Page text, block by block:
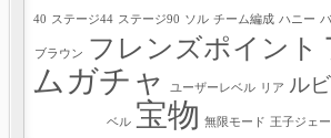
40 ステージ44 ステージ90 ソル チーム編成 ハニー
ブラウン フレンズポイント
ムガチャ
ユーザーレベル リア ル
ベル 宝物 無限モード 王子ジェ